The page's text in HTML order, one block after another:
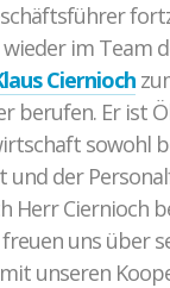
im Team
Ciernioch
berufen. Er ist
sowohl
der
Herr Ciernioch
uns über
unseren